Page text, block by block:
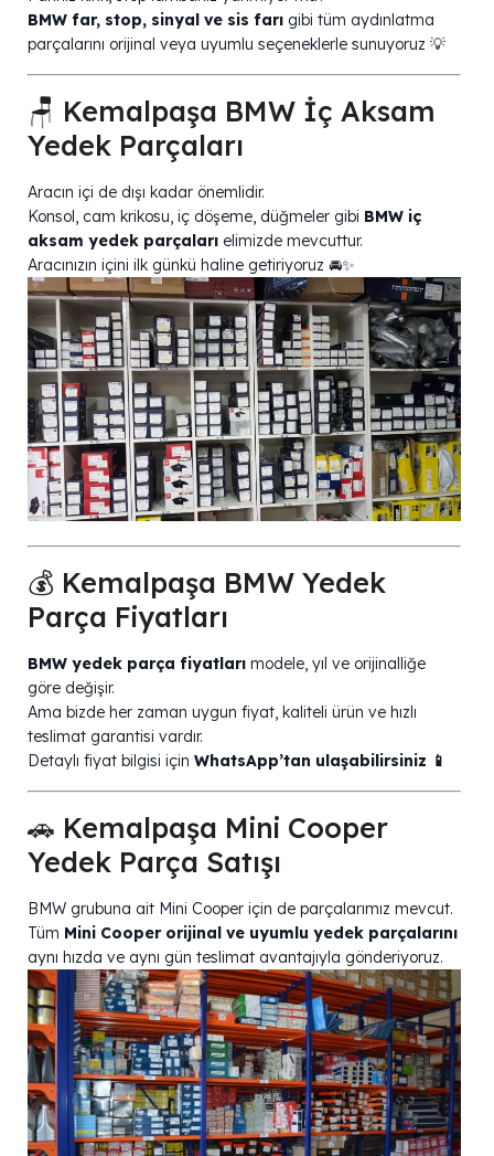
BMW far, stop, sinyal ve sis farı gibi tüm aydınlatma
parçalarını orijinal veya uyumlu seçeneklerle sunuyoruz 💡
🪑 Kemalpaşa BMW İç Aksam
Yedek Parçaları
Aracın içi de dışı kadar önemlidir.
Konsol, cam krikosu, iç döşeme, düğmeler gibi BMW iç
aksam yedek parçaları elimizde mevcuttur.
Aracınızın içini ilk günkü haline getiriyoruz 🚘✨
💰 Kemalpaşa BMW Yedek
Parça Fiyatları
BMW yedek parça fiyatları modele, yıl ve orijinalliğe
göre değişir.
Ama bizde her zaman uygun fiyat, kaliteli ürün ve hızlı
teslimat garantisi vardır.
Detaylı fiyat bilgisi için WhatsApp’tan ulaşabilirsiniz 📱
🚗 Kemalpaşa Mini Cooper
Yedek Parça Satışı
BMW grubuna ait Mini Cooper için de parçalarımız mevcut.
Tüm Mini Cooper orijinal ve uyumlu yedek parçalarını
aynı hızda ve aynı gün teslimat avantajıyla gönderiyoruz.